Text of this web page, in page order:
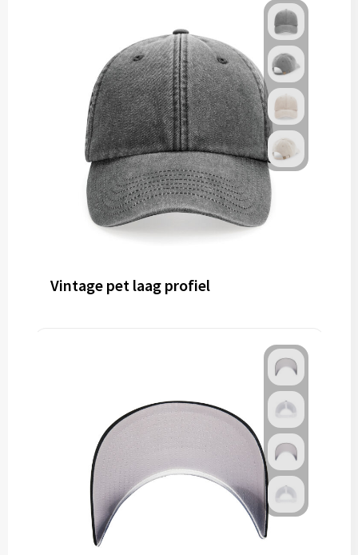
Vintage pet laag profiel